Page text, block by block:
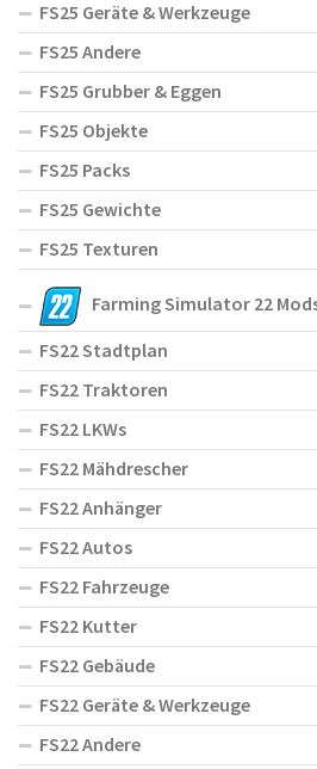
FS25 Geräte & Werkzeuge
FS25 Andere
FS25 Grubber & Eggen
FS25 Objekte
FS25 Packs
FS25 Gewichte
FS25 Texturen
Farming Simulator 22
FS22 Stadtplan
FS22 Traktoren
FS22 LKWs
FS22 Mähdrescher
FS22 Anhänger
FS22 Autos
FS22 Fahrzeuge
FS22 Kutter
FS22 Gebäude
FS22 Geräte & Werkzeuge
FS22 Andere